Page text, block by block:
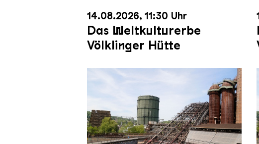
14.08.2026, 11:30 Uhr
Das Weltkulturerbe
Völklinger Hütte